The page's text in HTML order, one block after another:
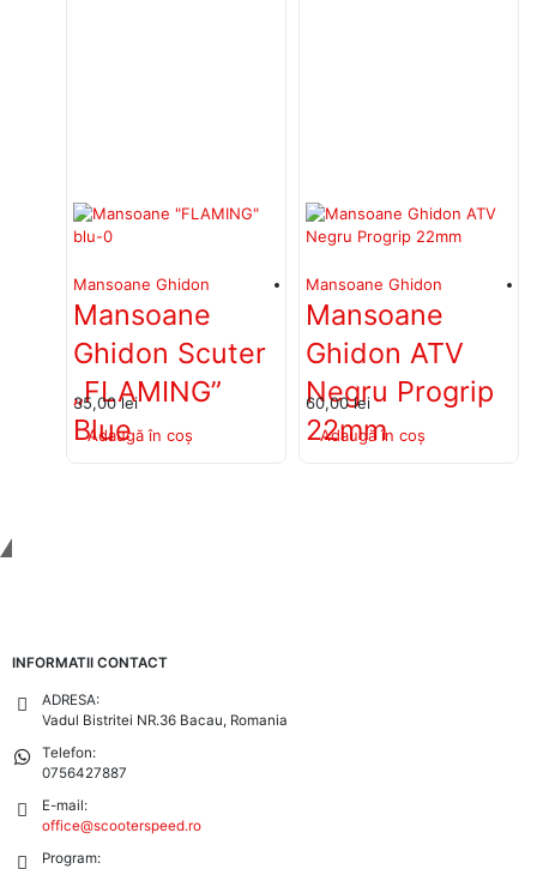
Mansoane Ghidon
Mansoane
Ghidon Scuter
„FLAMING”
Blue
35,00lei
Adaugă în coș
Mansoane Ghidon
Mansoane
Ghidon ATV
Negru Progrip
22mm
60,00lei
Adaugă în coș
INFORMATII CONTACT
ADRESA:
Vadul Bistritei NR.36 Bacau, Romania
Telefon:
0756427887
E-mail:
office@scooterspeed.ro
Program: